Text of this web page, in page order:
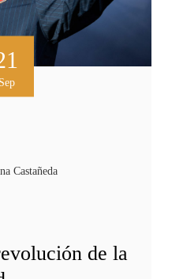
Sep
Castañeda
de la